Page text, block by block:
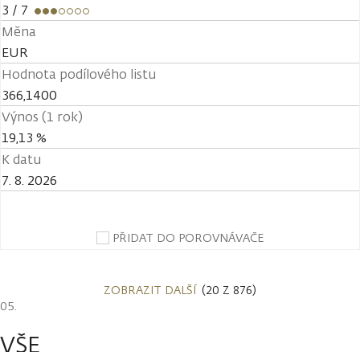
3 / 7
Měna
EUR
Hodnota podílového listu
366,1400
Výnos (1 rok)
19,13 %
K datu
7. 8. 2026
PŘIDAT DO POROVNÁVAČE
ZOBRAZIT DALŠÍ (20 Z 876)
VŠE